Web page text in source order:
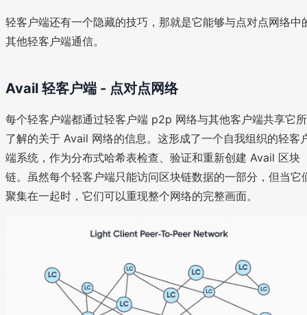
轻客户端还有一个隐藏的技巧，那就是它能够与点对点网络中
其他轻客户端通信。
Avail 轻客户端 - 点对点网络
每个轻客户端都通过轻客户端 p2p 网络与其他客户端共享它所
了解的关于 Avail 网络的信息。这形成了一个自我组织的轻客
端系统，作为分布式哈希表检查、验证和重新创建 Avail 区块
链。虽然每个轻客户端只能访问区块链数据的一部分，但当它
聚集在一起时，它们可以重现整个网络的完整画面。